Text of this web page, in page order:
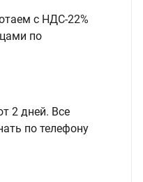
с НДС-22%
по
2 дней. Все
по телефону